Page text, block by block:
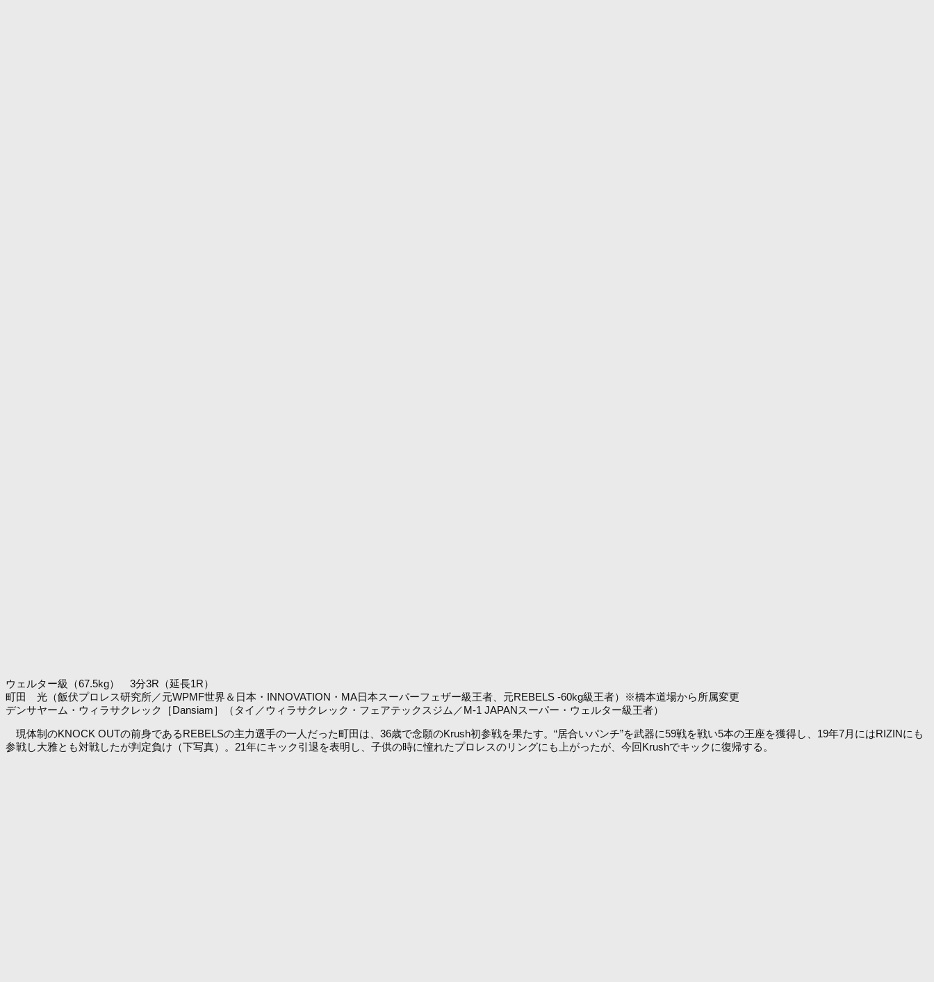
ウェルター級（67.5kg） 3分3R（延長1R）
町田 光（飯伏プロレス研究所／元WPMF世界＆日本・INNOVATION・MA日本スーパーフェザー級王者、元REBELS -60kg級王者）※橋本道場から所属変更
デンサヤーム・ウィラサクレック［Dansiam］（タイ／ウィラサクレック・フェアテックスジム／M-1 JAPANスーパー・ウェルター級王者）
現体制のKNOCK OUTの前身であるREBELSの主力選手の一人だった町田は、36歳で念願のKrush初参戦を果たす。“居合いパンチ”を武器に59戦を戦い5本の王座を獲得し、19年7月にはRIZINにも
参戦し大雅とも対戦したが判定負け（下写真）。21年にキック引退を表明し、子供の時に憧れたプロレスのリングにも上がったが、今回Krushでキックに復帰する。